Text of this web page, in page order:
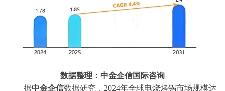
数据整理：中金企信国际咨询
据中金企信数据研究， 2024年全球电烧烤锅市场规模达